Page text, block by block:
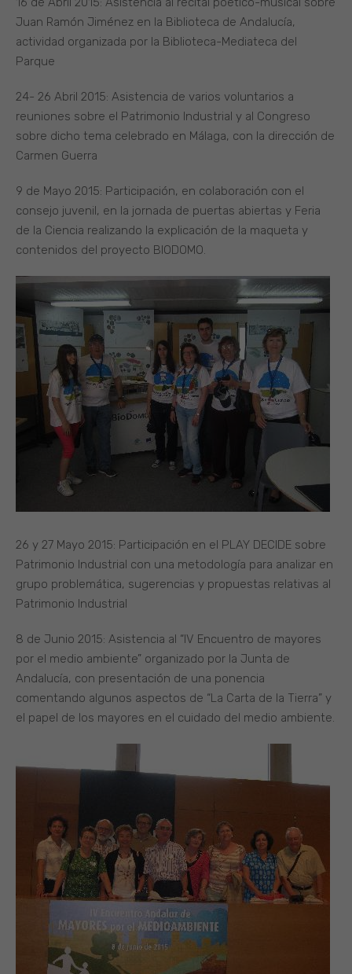
Juan Ramón Jiménez en la Biblioteca de Andalucía,
actividad organizada por la Biblioteca-Mediateca del
Parque
24- 26 Abril 2015: Asistencia de varios voluntarios a
reuniones sobre el Patrimonio Industrial y al Congreso
sobre dicho tema celebrado en Málaga, con la dirección de
Carmen Guerra
9 de Mayo 2015: Participación, en colaboración con el
consejo juvenil, en la jornada de puertas abiertas y Feria
de la Ciencia realizando la explicación de la maqueta y
contenidos del proyecto BIODOMO.
26 y 27 Mayo 2015: Participación en el PLAY DECIDE sobre
Patrimonio Industrial con una metodología para analizar en
grupo problemática, sugerencias y propuestas relativas al
Patrimonio Industrial
8 de Junio 2015: Asistencia al “IV Encuentro de mayores
por el medio ambiente” organizado por la Junta de
Andalucía, con presentación de una ponencia
comentando algunos aspectos de “La Carta de la Tierra” y
el papel de los mayores en el cuidado del medio ambiente.